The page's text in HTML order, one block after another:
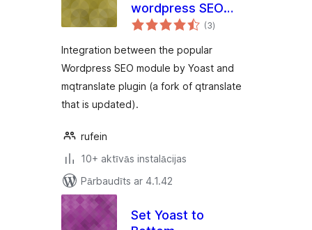
wordpress SEO
module with (3vērtējumu
kopsumma
)
Integration between the popular
Wordpress SEO module by Yoast and
mqtranslate plugin (a fork of qtranslate
that is updated).
rufein
10+ aktīvās instalācijas
Pārbaudīts ar 4.1.42
Set Yoast to